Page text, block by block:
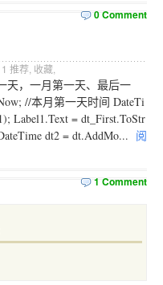
0 Comment
1 推荐, 收藏
天，一月第一天、最后一
//本月第一天时间 DateTi
Label1.Text = dt_First.ToStr
dt2 = dt.AddMo... 阅
1 Comment